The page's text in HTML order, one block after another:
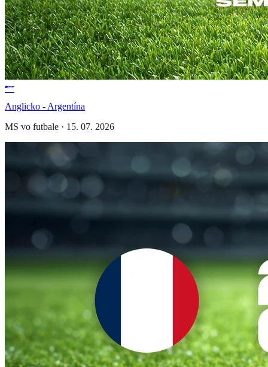
Anglicko - Argentína
MS vo futbale · 15. 07. 2026